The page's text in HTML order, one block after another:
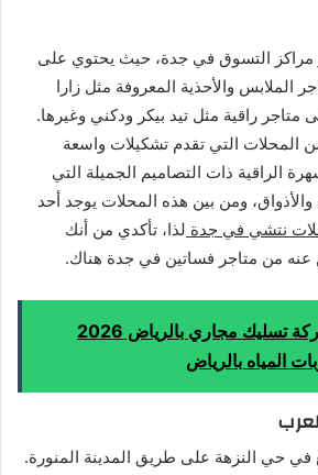
مراكز التسوق في جدة، حيث يحتوي على
الملابس والأحذية المعروفة مثل زارا
إلى متاجر راقية مثل تيد بيكر ودكني وغيرها.
المحلات التي تقدم تشكيلات واسعة
الراقية ذات التصاميم الجميلة التي
ومن بين هذه المحلات يوجد أحد
نتشي في جدة لذا، تأكدي من أنك
عنه من متاجر فساتين في جدة هناك.
أفضل شركة تسليك مجاري بالرياض 2026
المياه بالرياض
في حي النزهة على طريق المدينة المنورة.